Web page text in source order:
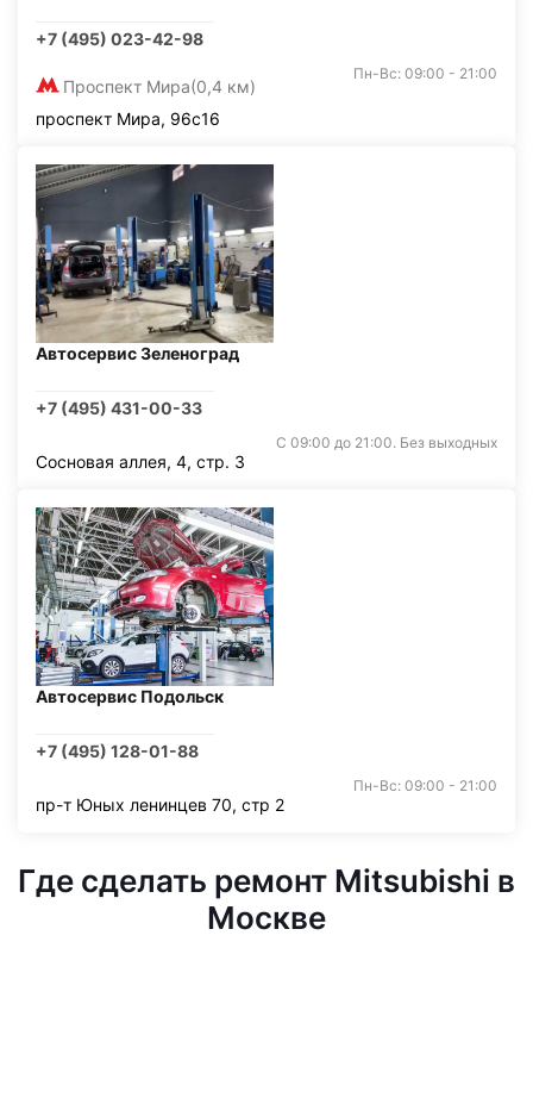
+7 (495) 023-42-98
Проспект Мира(0,4 км)
Пн-Вс: 09:00 - 21:00
проспект Мира, 96с16
Автосервис Зеленоград
+7 (495) 431-00-33
С 09:00 до 21:00. Без выходных
Сосновая аллея, 4, стр. 3
Автосервис Подольск
+7 (495) 128-01-88
Пн-Вс: 09:00 - 21:00
пр-т Юных ленинцев 70, стр 2
Где сделать ремонт Mitsubishi в
Москве